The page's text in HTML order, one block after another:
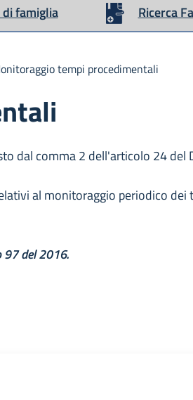
famiglia
Ricerca
tempi procedimentali
dal comma 2 dell'articolo 24 del
al monitoraggio periodico dei
97 del 2016.